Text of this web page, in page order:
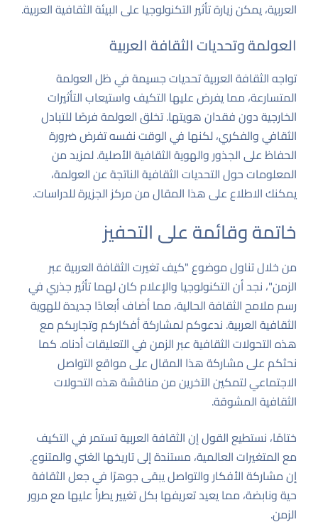
العربية، يمكن زيارةتأثير التكنولوجيا على البيئة الثقافية العربية.
العولمة وتحديات الثقافة العربية
تواجه الثقافة العربية تحديات جسيمة في ظل العولمة
المتسارعة، مما يفرض عليها التكيف واستيعاب التأثيرات
الخارجية دون فقدان هويتها. تخلق العولمة فرصًا للتبادل
الثقافي والفكري، لكنها في الوقت نفسه تفرض ضرورة
الحفاظ على الجذور والهوية الثقافية الأصلية. لمزيد من
المعلومات حول التحديات الثقافية الناتجة عن العولمة،
يمكنك الاطلاع على هذا المقال منمركز الجزيرة للدراسات.
خاتمة وقائمة على التحفيز
من خلال تناول موضوع "كيف تغيرت الثقافة العربية عبر
الزمن"، نجد أن التكنولوجيا والإعلام كان لهما تأثير جذري في
رسم ملامح الثقافة الحالية، مما أضاف أبعادًا جديدة للهوية
الثقافية العربية. ندعوكم لمشاركة أفكاركم وتجاربكم مع
هذه التحولات الثقافية عبر الزمن في التعليقات أدناه. كما
نحثكم على مشاركة هذا المقال على مواقع التواصل
الاجتماعي لتمكين الآخرين من مناقشة هذه التحولات
الثقافية المشوقة.
ختامًا، نستطيع القول إن الثقافة العربية تستمر في التكيف
مع المتغيرات العالمية، مستندة إلى تاريخها الغني والمتنوع.
إن مشاركة الأفكار والتواصل يبقى جوهرًا في جعل الثقافة
حية ونابضة، مما يعيد تعريفها بكل تغيير يطرأ عليها مع مرور
الزمن.